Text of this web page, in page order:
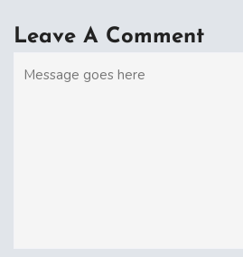
Leave A Comment